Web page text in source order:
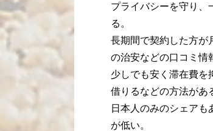
プライバシーを守り、
る。
長期間で契約した方が
の治安などの口コミ情
少しでも安く滞在費を
借りるなどの方法があ
日本人のみのシェア
が低い。